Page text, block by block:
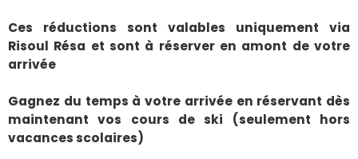
Ces réductions sont valables uniquement via
Risoul Résa et sont à réserver en amont de votre
arrivée
Gagnez du temps à votre arrivée en réservant dès
maintenant vos cours de ski (seulement hors
vacances scolaires)